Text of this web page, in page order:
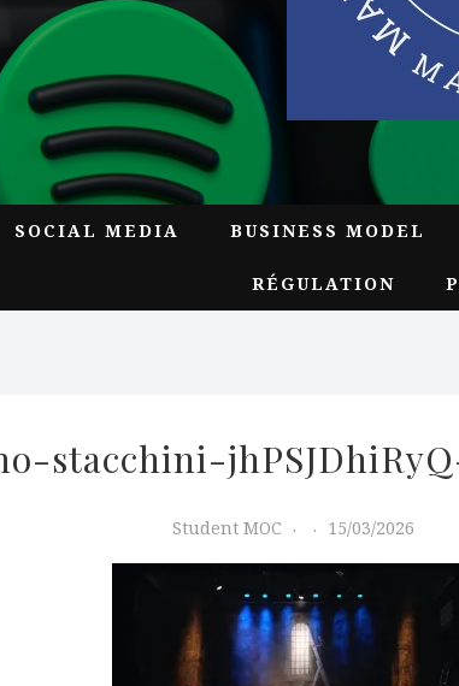
SOCIAL MEDIA BUSINESS MODEL
RÉGULATION
stacchini-
Student MOC 15/03/2026